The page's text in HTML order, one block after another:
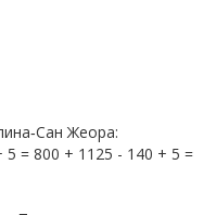
Жеора:
5 = 800 + 1125 - 140 + 5 =